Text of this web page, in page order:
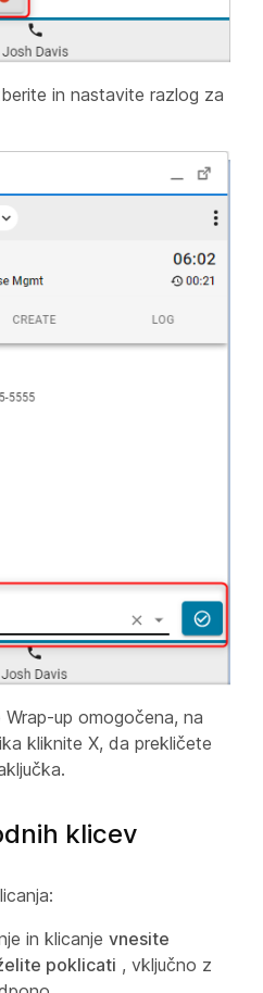
in nastavite razlog za
up omogočena, na
kliknite X, da prekličete
klicev
in klicanje vnesite
poklicati , vključno z